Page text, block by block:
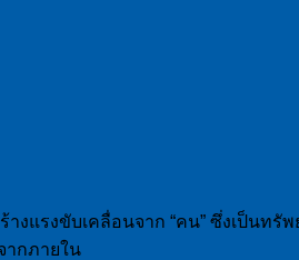
งแรงขับเคลื่อนจาก “คน” ซึ่งเป็นท
ากภายใน